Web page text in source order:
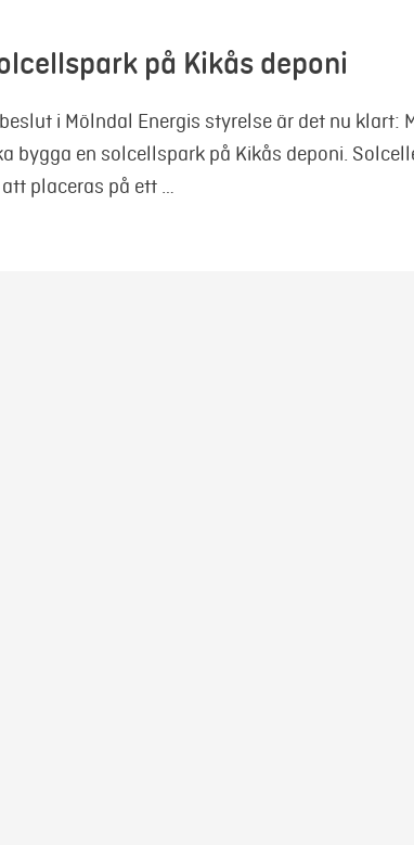
på Kikås deponi
i Mölndal Energis styrelse är det nu klart:
bygga en solcellspark på Kikås deponi.
placeras på ett …